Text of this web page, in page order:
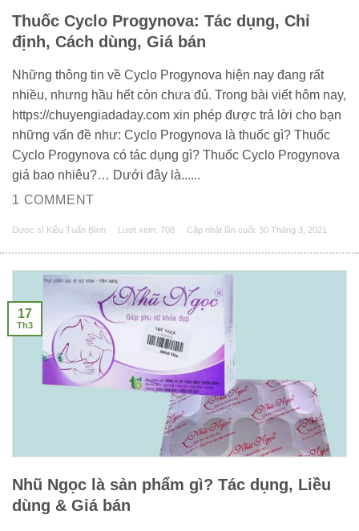
Thuốc Cyclo Progynova: Tác dụng, Chỉ
định, Cách dùng, Giá bán
Những thông tin về Cyclo Progynova hiện nay đang rất
nhiều, nhưng hầu hết còn chưa đủ. Trong bài viết hôm nay,
https://chuyengiadaday.com xin phép được trả lời cho bạn
những vấn đề như: Cyclo Progynova là thuốc gì? Thuốc
Cyclo Progynova có tác dụng gì? Thuốc Cyclo Progynova
giá bao nhiêu?… Dưới đây là......
1 COMMENT
Dược sĩ Kiều Tuấn Bình Lượt xem: 708 Cập nhật lần cuối: 30 Tháng 3, 2021
Nhũ Ngọc là sản phẩm gì? Tác dụng, Liều
dùng & Giá bán
17
Th3